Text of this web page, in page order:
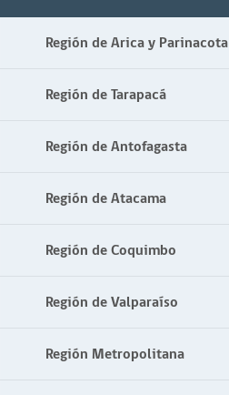
Región de Arica y Parinacota
Región de Tarapacá
Región de Antofagasta
Región de Atacama
Región de Coquimbo
Región de Valparaíso
Región Metropolitana